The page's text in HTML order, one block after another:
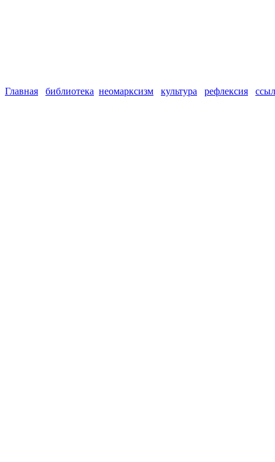
Главная библиотека неомарксизм культура рефлексия